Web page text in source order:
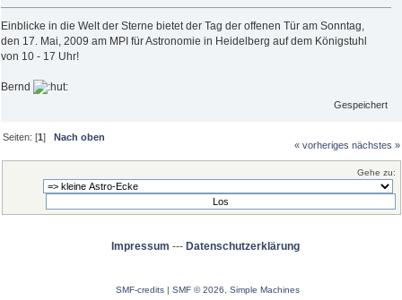
Einblicke in die Welt der Sterne bietet der Tag der offenen Tür am Sonntag,
den 17. Mai, 2009 am MPI für Astronomie in Heidelberg auf dem Königstuhl
von 10 - 17 Uhr!
Bernd
Gespeichert
Seiten: [1] Nach oben
« vorheriges nächstes »
Gehe zu:
Impressum --- Datenschutzerklärung
SMF-credits | SMF © 2026
Simple Machines